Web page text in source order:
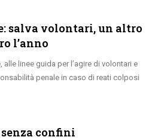
salva volontari, un altro
l’anno
linee guida per l’agire di volontari e
penale in caso di reati colposi
confini